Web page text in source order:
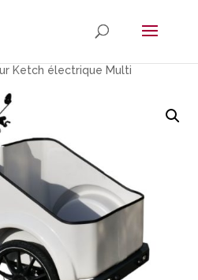
Ketch électrique Multi